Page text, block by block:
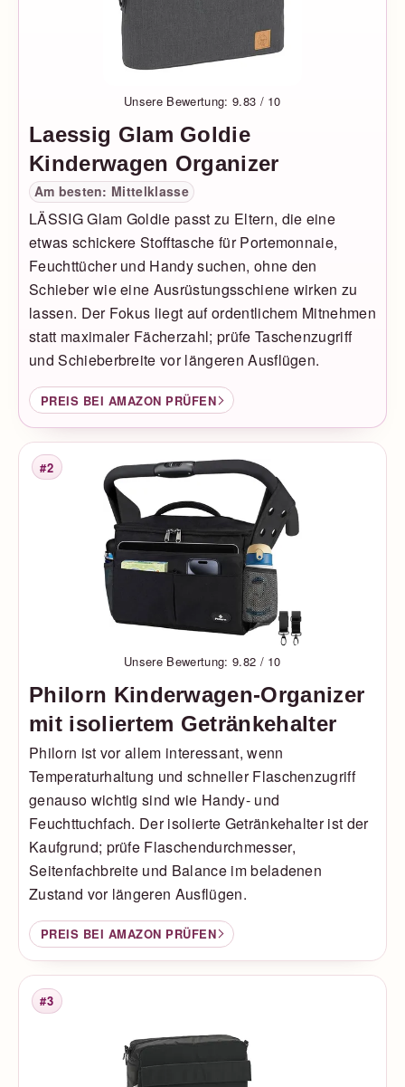
Unsere Bewertung: 9.83 / 10
Laessig Glam Goldie
Kinderwagen Organizer
Am besten: Mittelklasse
LÄSSIG Glam Goldie passt zu Eltern, die eine
etwas schickere Stofftasche für Portemonnaie,
Feuchttücher und Handy suchen, ohne den
Schieber wie eine Ausrüstungsschiene wirken zu
lassen. Der Fokus liegt auf ordentlichem Mitnehmen
statt maximaler Fächerzahl; prüfe Taschenzugriff
und Schieberbreite vor längeren Ausflügen.
PREIS BEI AMAZON PRÜFEN
Platzierung
#2
Unsere Bewertung: 9.82 / 10
Philorn Kinderwagen-Organizer
mit isoliertem Getränkehalter
Philorn ist vor allem interessant, wenn
Temperaturhaltung und schneller Flaschenzugriff
genauso wichtig sind wie Handy- und
Feuchttuchfach. Der isolierte Getränkehalter ist der
Kaufgrund; prüfe Flaschendurchmesser,
Seitenfachbreite und Balance im beladenen
Zustand vor längeren Ausflügen.
PREIS BEI AMAZON PRÜFEN
Platzierung
#3